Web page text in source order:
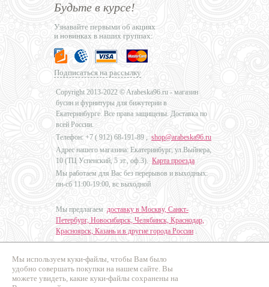
Мы используем куки-файлы, чтобы Вам было
удобно совершать покупки на нашем сайте. Вы
можете увидеть, какие куки-файлы сохранены на
Будьте в курсе!
Узнавайте первыми об акциях
и новинках в наших группах:
Подписаться на рассылку
Copyright 2013-2022 © Arabeska96.ru - магазин
бусин и фурнитуры для бижутерии в
Екатеринбурге. Все права защищены. Доставка по
всей России.
Телефон: +7 ( 912) 68-191-89 , shop@arabeska96.ru
Адрес нашего магазина: Екатеринбург, ул.Выйнера,
10 (ТЦ Успенский, 5 эт., оф.3). Карта проезда
Мы работаем для Вас без перерывов и выходных:
пн-сб 11:00-19:00, вс выходной
Мы предлагаем доставку в Москву, Санкт-
Петербург, Новосибирск, Челябинск, Краснодар,
Красноярск, Казань и в другие города России .
Дизайн - Наталья Мальцева
Продвижение сайтов